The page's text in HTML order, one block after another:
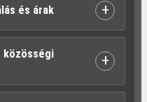
és árak +
közösségi
+